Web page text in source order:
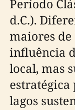
Período
d.C.).
maiores de
influência
local, mas
estratégica
lagos